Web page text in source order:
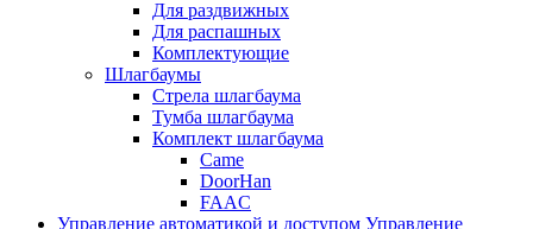
Для раздвижных
Для распашных
Комплектующие
Шлагбаумы
Стрела шлагбаума
Тумба шлагбаума
Комплект шлагбаума
Came
DoorHan
FAAC
Управление автоматикой и доступом Управление